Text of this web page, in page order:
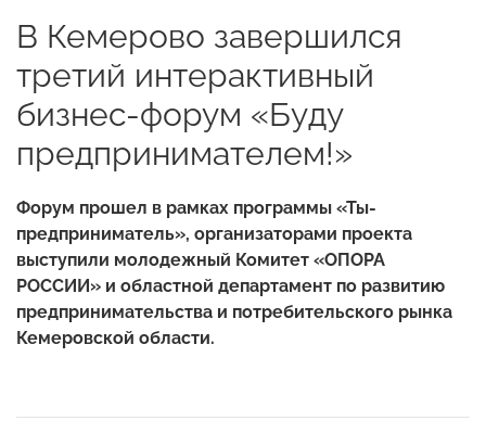
В Кемерово завершился
третий интерактивный
бизнес-форум «Буду
предпринимателем!»
Форум прошел в рамках программы «Ты-
предприниматель», организаторами проекта
выступили молодежный Комитет «ОПОРА
РОССИИ» и областной департамент по развитию
предпринимательства и потребительского рынка
Кемеровской области.